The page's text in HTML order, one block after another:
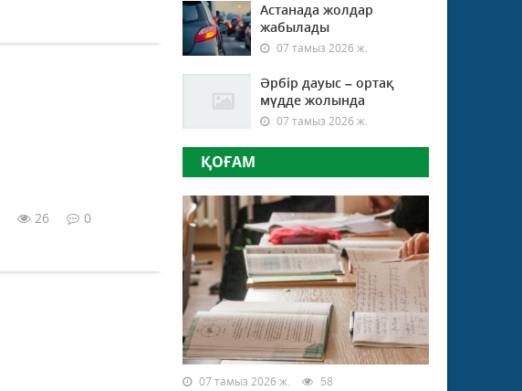
26
0
Астанада жолдар
жабылады
07 тамыз 2026 ж.
Әрбір дауыс – ортақ
мүдде жолында
07 тамыз 2026 ж.
ҚОҒАМ
07 тамыз 2026 ж. 58